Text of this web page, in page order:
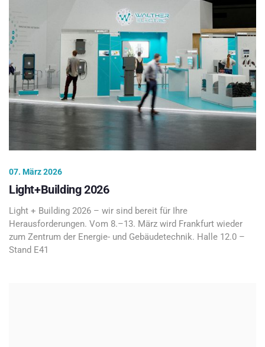
07. März 2026
Light+Building 2026
Light + Building 2026 – wir sind bereit für Ihre
Herausforderungen. Vom 8.–13. März wird Frankfurt wieder
zum Zentrum der Energie- und Gebäudetechnik. Halle 12.0 –
Stand E41